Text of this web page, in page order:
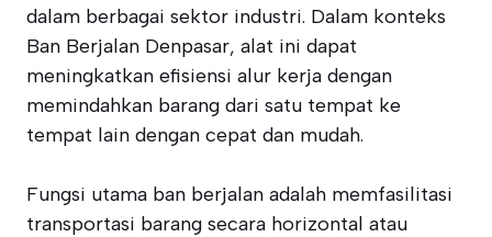
dalam berbagai sektor industri. Dalam konteks
Ban Berjalan Denpasar, alat ini dapat
meningkatkan efisiensi alur kerja dengan
memindahkan barang dari satu tempat ke
tempat lain dengan cepat dan mudah.
Fungsi utama ban berjalan adalah memfasilitasi
transportasi barang secara horizontal atau